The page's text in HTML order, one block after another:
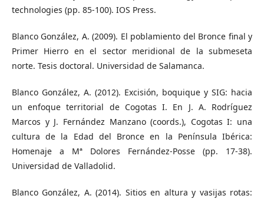
technologies (pp. 85-100). IOS Press.
Blanco González, A. (2009). El poblamiento del Bronce final y
Primer Hierro en el sector meridional de la submeseta
norte. Tesis doctoral. Universidad de Salamanca.
Blanco González, A. (2012). Excisión, boquique y SIG: hacia
un enfoque territorial de Cogotas I. En J. A. Rodríguez
Marcos y J. Fernández Manzano (coords.), Cogotas I: una
cultura de la Edad del Bronce en la Península Ibérica:
Homenaje a Mª Dolores Fernández-Posse (pp. 17-38).
Universidad de Valladolid.
Blanco González, A. (2014). Sitios en altura y vasijas rotas: